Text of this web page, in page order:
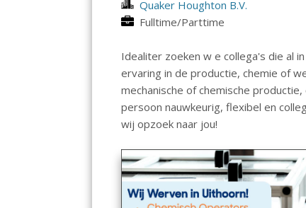
Quaker Houghton B.V.
Fulltime/Parttime
Idealiter zoeken w e collega's die al
ervaring in de productie, chemie of
mechanische of chemische
persoon nauwkeurig, flexibel en
wij opzoek naar jou!